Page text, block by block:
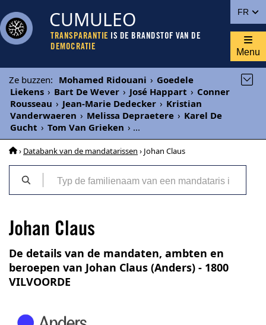
FR
CUMULEO
TRANSPARANTIE IS DE BRANDSTOF VAN DE
DEMOCRATIE
Menu
Ze buzzen: Mohamed Ridouani › Goedele
Liekens › Bart De Wever › José Happart › Conner
Rousseau › Jean-Marie Dedecker › Kristian
Vanderwaeren › Melissa Depraetere › Karel De
Gucht › Tom Van Grieken › ...
› Databank van de mandatarissen › Johan Claus
Johan Claus
De details van de mandaten, ambten en
beroepen van Johan Claus (Anders) - 1800
VILVOORDE